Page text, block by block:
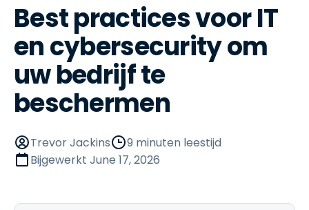
Best practices voor IT
en cybersecurity om
uw bedrijf te
beschermen
Trevor Jackins
9 minuten leestijd
Bijgewerkt June 17, 2026